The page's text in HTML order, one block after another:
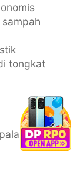
tongkat
pengki